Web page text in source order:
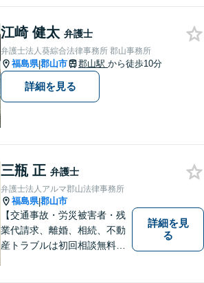
江崎 健太 弁護士
弁護士法人葵綜合法律事務所 郡山事務所
福島県|郡山市 郡山駅 から徒歩10分
詳細を見る
三瓶 正 弁護士
弁護士法人アルマ郡山法律事務所
福島県|郡山市
【交通事故・労災被害者・残
業代請求、離婚、相続、不動
産トラブルは初回相談無料】
詳細を見
る